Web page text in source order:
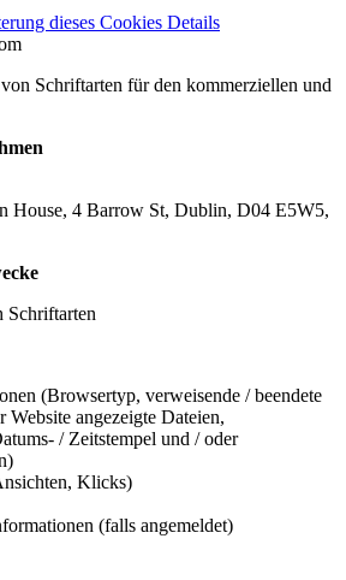
dieses Cookies Details
Schriftarten für den kommerziellen und
House, 4 Barrow St, Dublin, D04 E5W5,
Schriftarten
(Browsertyp, verweisende / beendete
Website angezeigte Dateien,
/ Zeitstempel und / oder
Klicks)
(falls angemeldet)